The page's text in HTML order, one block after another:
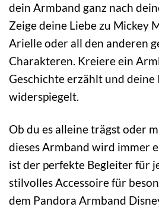
dein Armband ganz nach
Zeige deine Liebe zu Mickey
Arielle oder all den anderen
Charakteren. Kreiere ein
Geschichte erzählt und
widerspiegelt.
Ob du es alleine trägst oder
dieses Armband wird immer
ist der perfekte Begleiter für
stilvolles Accessoire für
dem Pandora Armband